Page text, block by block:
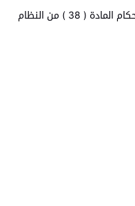
7- انتخاب لجان المجلس الدائمة سنداً لأحكام المادة ( 38 ) من النظام